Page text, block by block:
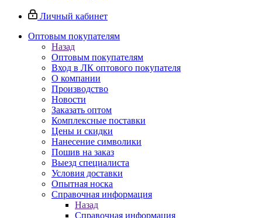
Личный кабинет
Оптовым покупателям
Назад
Оптовым покупателям
Вход в ЛК оптового покупателя
О компании
Производство
Новости
Заказать оптом
Комплексные поставки
Цены и скидки
Нанесение символики
Пошив на заказ
Выезд специалиста
Условия доставки
Опытная носка
Справочная информация
Назад
Справочная информация